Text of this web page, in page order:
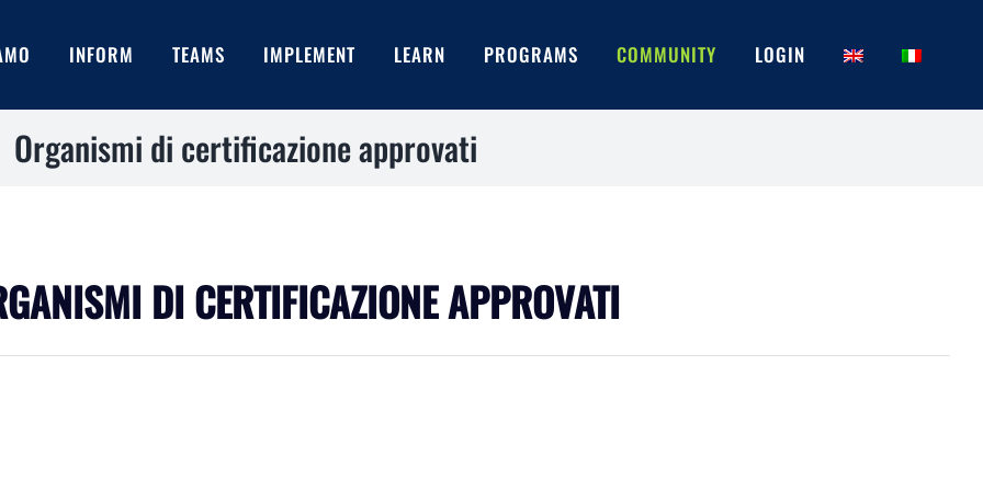
INFORM TEAMS IMPLEMENT LEARN PROGRAMS COMMUNITY LOGIN
Organismi di certificazione approvati
DI CERTIFICAZIONE APPROVATI